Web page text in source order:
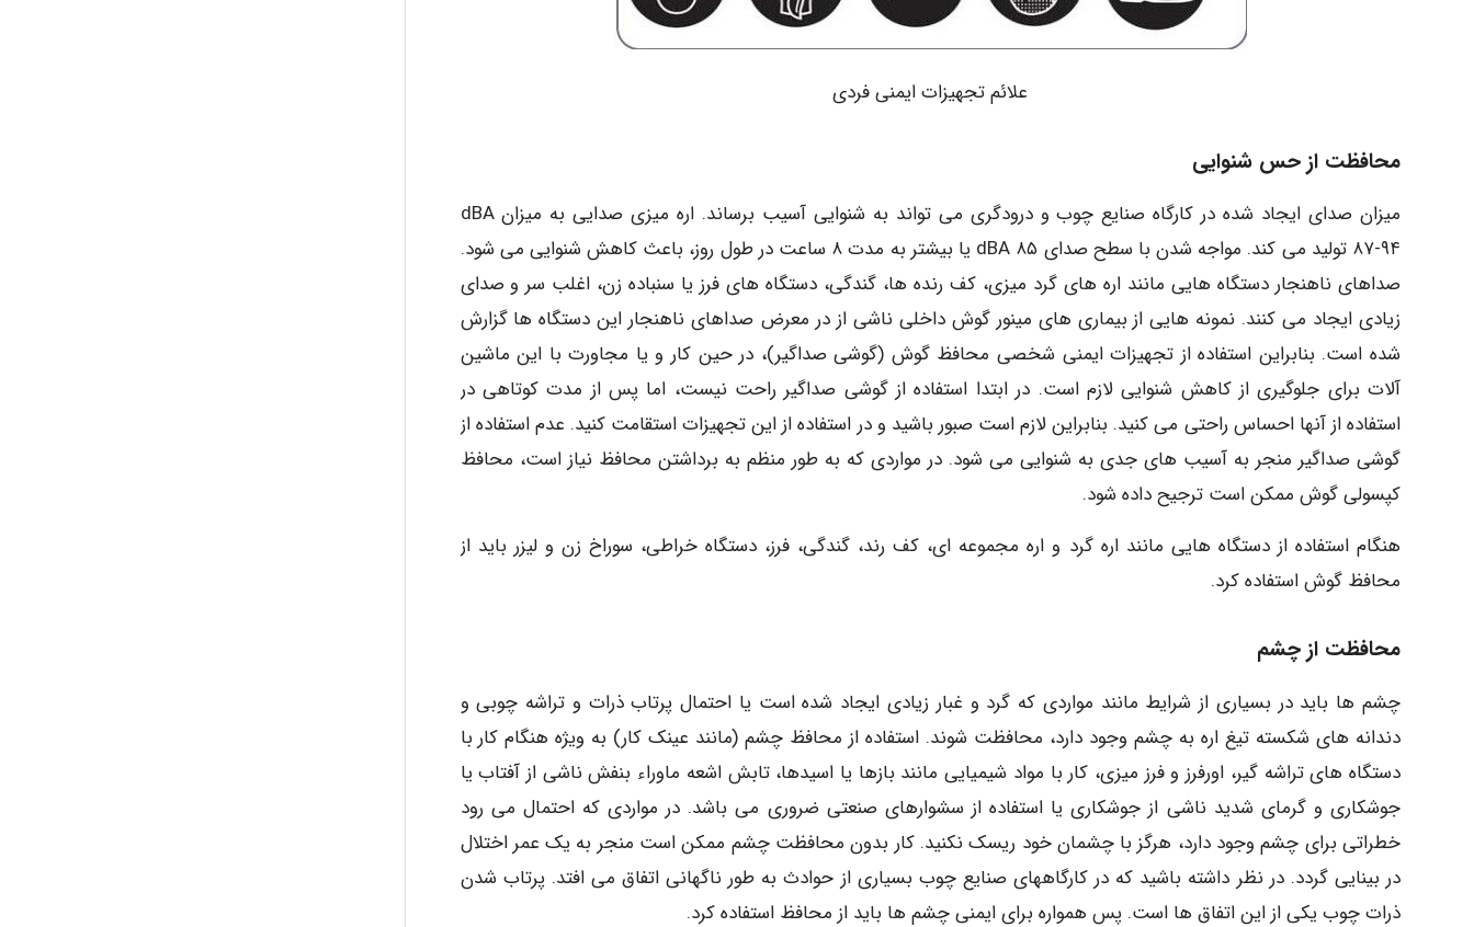
علائم تجهیزات ایمنی فردی
محافظت از حس شنوایی
میزان صدای ایجاد شده در کارگاه صنایع چوب و درودگری می تواند به شنوایی آسیب برساند. اره میزی صدایی به میزان dBA
۸۷-۹۴ تولید می کند. مواجه شدن با سطح صدای dBA ۸۵ یا بیشتر به مدت ۸ ساعت در طول روز، باعث کاهش شنوایی می شود.
صداهای ناهنجار دستگاه هایی مانند اره های گرد میزی، کف رنده ها، گندگی، دستگاه های فرز یا سنباده زن، اغلب سر و صدای
زیادی ایجاد می کنند. نمونه هایی از بیماری های مینور گوش داخلی ناشی از در معرض صداهای ناهنجار این دستگاه ها گزارش
شده است. بنابراین استفاده از تجهیزات ایمنی شخصی محافظ گوش (گوشی صداگیر)، در حین کار و یا مجاورت با این ماشین
آلات برای جلوگیری از کاهش شنوایی لازم است. در ابتدا استفاده از گوشی صداگیر راحت نیست، اما پس از مدت کوتاهی در
استفاده از آنها احساس راحتی می کنید. بنابراین لازم است صبور باشید و در استفاده از این تجهیزات استقامت کنید. عدم استفاده از
گوشی صداگیر منجر به آسیب های جدی به شنوایی می شود. در مواردی که به طور منظم به برداشتن محافظ نیاز است، محافظ
کپسولی گوش ممکن است ترجیح داده شود.
هنگام استفاده از دستگاه هایی مانند اره گرد و اره مجموعه ای، کف رند، گندگی، فرز، دستگاه خراطی، سوراخ زن و لیزر باید از
محافظ گوش استفاده کرد.
محافظت از چشم
چشم ها باید در بسیاری از شرایط مانند مواردی که گرد و غبار زیادی ایجاد شده است یا احتمال پرتاب ذرات و تراشه چوبی و
دندانه های شکسته تیغ اره به چشم وجود دارد، محافظت شوند. استفاده از محافظ چشم (مانند عینک کار) به ویژه هنگام کار با
دستگاه های تراشه گیر، اورفرز و فرز میزی، کار با مواد شیمیایی مانند بازها یا اسیدها، تابش اشعه ماوراء بنفش ناشی از آفتاب یا
جوشکاری و گرمای شدید ناشی از جوشکاری یا استفاده از سشوارهای صنعتی ضروری می باشد. در مواردی که احتمال می رود
خطراتی برای چشم وجود دارد، هرگز با چشمان خود ریسک نکنید. کار بدون محافظت چشم ممکن است منجر به یک عمر اختلال
در بینایی گردد. در نظر داشته باشید که در کارگاههای صنایع چوب بسیاری از حوادث به طور ناگهانی اتفاق می افتد. پرتاب شدن
ذرات چوب یکی از این اتفاق ها است. پس همواره برای ایمنی چشم ها باید از محافظ استفاده کرد.